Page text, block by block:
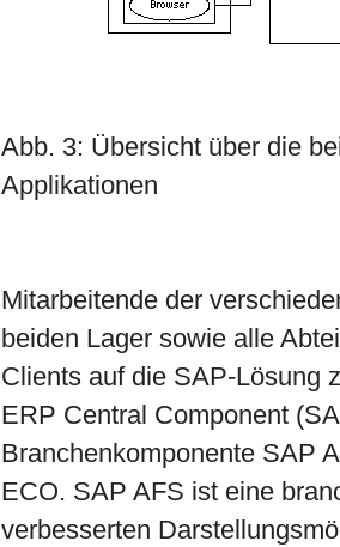
Abb. 3: Übersicht über die
Applikationen
Mitarbeitende der
beiden Lager sowie alle
Clients auf die SAP-Lösung
ERP Central Component
Branchenkomponente SAP
ECO. SAP AFS ist eine
verbesserten